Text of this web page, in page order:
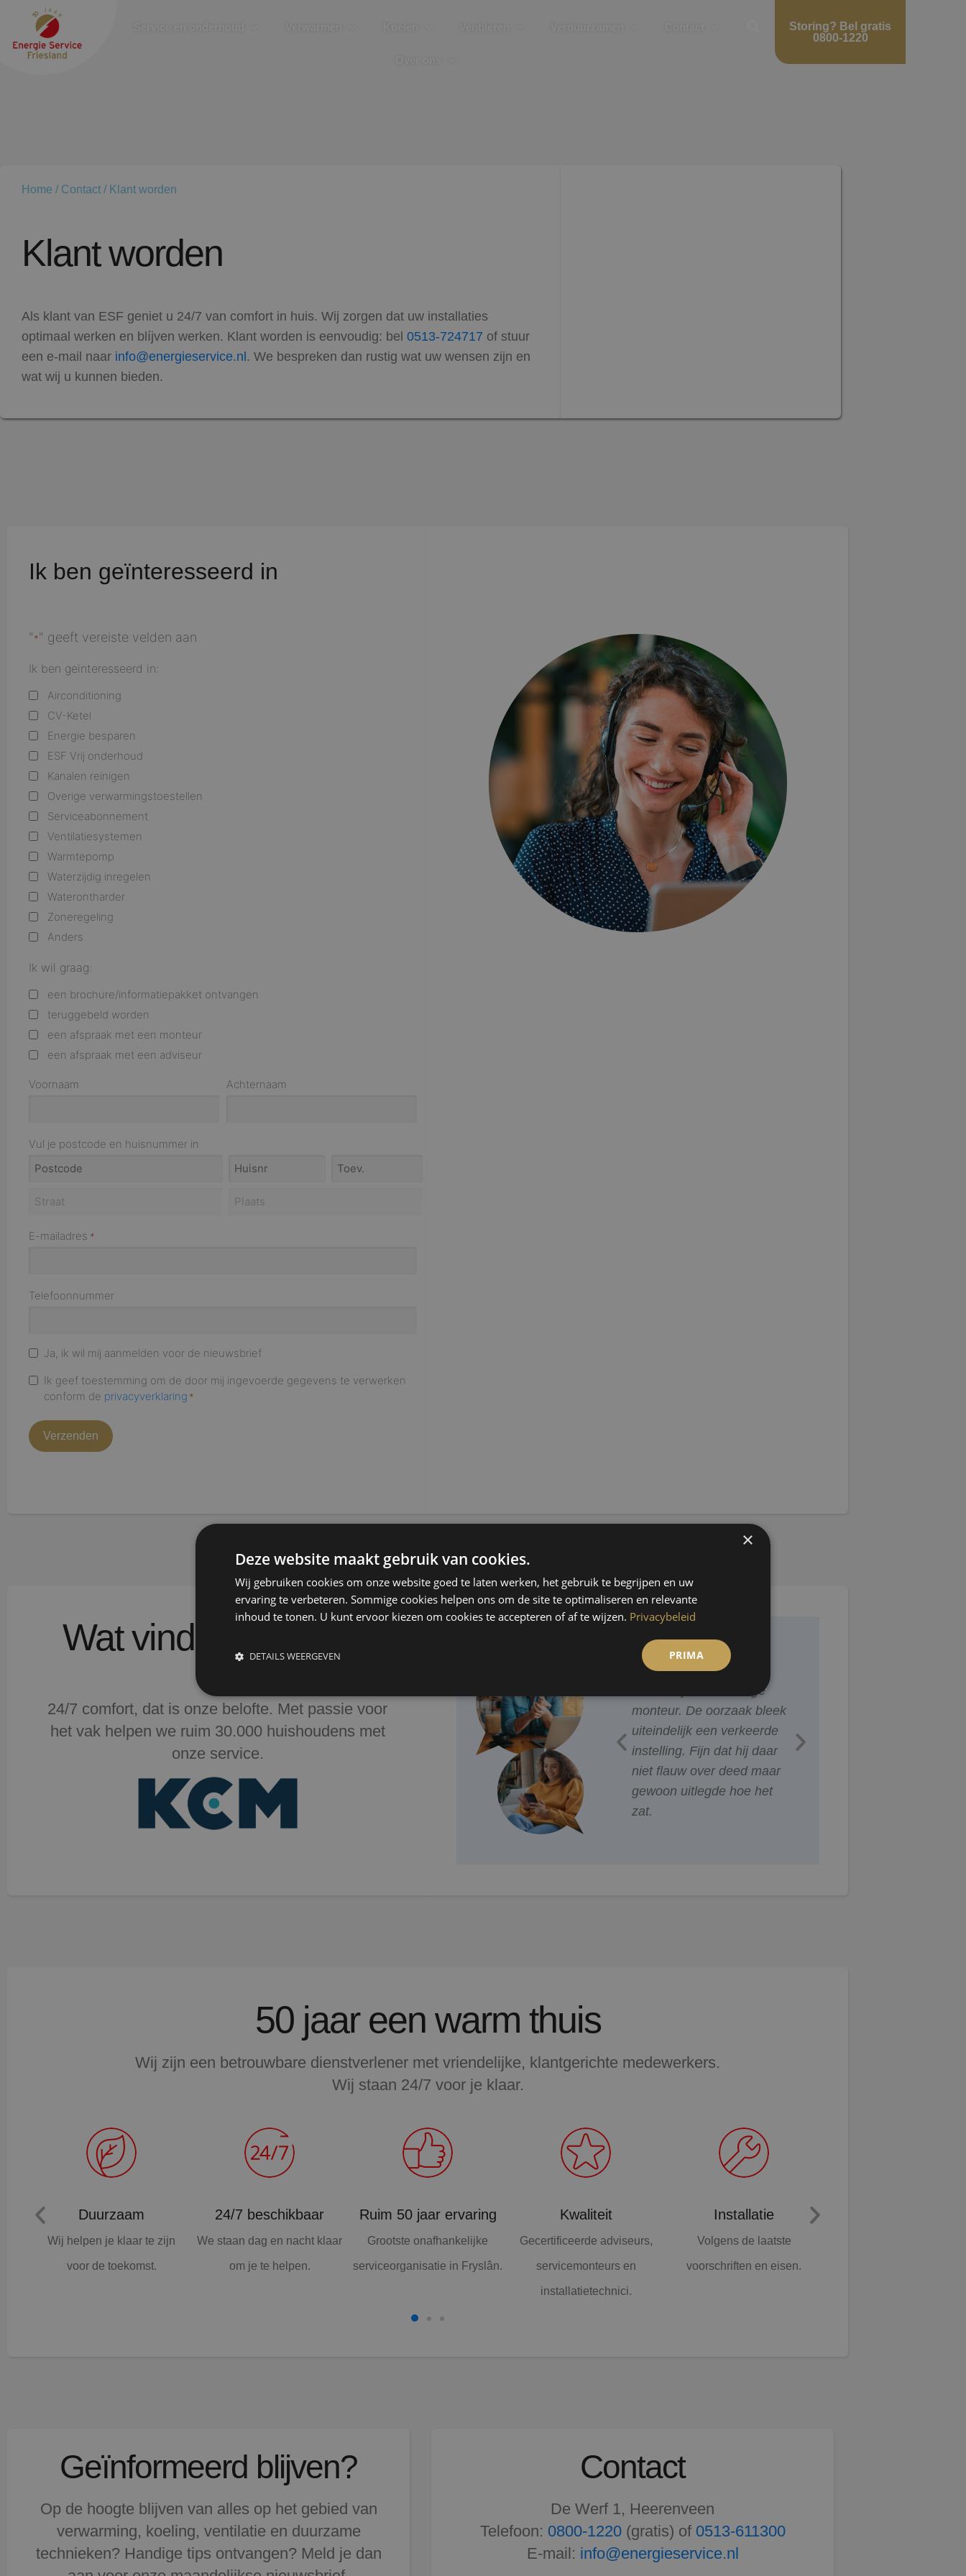
Storing? Bel gratis
0800-1220
Home / Contact / Klant worden
Klant worden
Als klant van ESF geniet u 24/7 van comfort in huis. Wij zorgen dat uw installaties
optimaal werken en blíjven werken. Klant worden is eenvoudig: bel 0513-724717 of stuur
een e-mail naar info@energieservice.nl . We bespreken dan rustig wat uw wensen zijn en
wat wij u kunnen bieden.
Ik ben geïnteresseerd in
"*" geeft vereiste velden aan
Ik ben geïnteresseerd in:
Airconditioning
CV-Ketel
Energie besparen
ESF Vrij onderhoud
Kanalen reinigen
Overige verwarmingstoestellen
Serviceabonnement
Ventilatiesystemen
Warmtepomp
Waterzijdig inregelen
Waterontharder
Zoneregeling
Anders
Ik wil graag:
een brochure/informatiepakket ontvangen
teruggebeld worden
een afspraak met een monteur
een afspraak met een adviseur
Voornaam Achternaam
Vul je postcode en huisnummer in
E-mailadres *
Telefoonnummer
Ja, ik wil mij aanmelden voor de nieuwsbrief
Ik geef toestemming om de door mij ingevoerde gegevens te verwerken
conform de privacyverklaring *
Wat vinden klanten?
24/7 comfort, dat is onze belofte. Met passie voor
het vak helpen we ruim 30.000 huishoudens met
onze service.
Reviews
toepassing, alles adequaat
uitgevoerd, Het totaal is erg
prettig!
die de hele ketel uit elkaar
heeft gehaald. Was de
eerste keer dat ik dit zo
uitgebreid zag.
Vriendelijke en kundige
monteur. De oorzaak bleek
uiteindelijk een verkeerde
instelling. Fijn dat hij daar
niet flauw over deed maar
gewoon uitlegde hoe het
zat.
50 jaar een warm thuis
Wij zijn een betrouwbare dienstverlener met vriendelijke, klantgerichte medewerkers.
Wij staan 24/7 voor je klaar.
Duurzaam
Wij helpen je klaar te zijn
voor de toekomst.
24/7 beschikbaar
We staan dag en nacht klaar
om je te helpen.
Ruim 50 jaar ervaring
Grootste onafhankelijke
serviceorganisatie in Fryslân.
Kwaliteit
Gecertificeerde adviseurs,
servicemonteurs en
installatietechnici.
Installatie
Volgens de laatste
voorschriften en eisen.
Geïnformeerd blijven?
Op de hoogte blijven van alles op het gebied van
verwarming, koeling, ventilatie en duurzame
technieken? Handige tips ontvangen? Meld je dan
Contact
De Werf 1, Heerenveen
Telefoon: 0800-1220(gratis) of 0513-611300
E-mail: info@energieservice.nl
×
Deze website maakt gebruik van cookies.
Wij gebruiken cookies om onze website goed te laten werken, het gebruik te begrijpen en uw
ervaring te verbeteren. Sommige cookies helpen ons om de site te optimaliseren en relevante
inhoud te tonen. U kunt ervoor kiezen om cookies te accepteren of af te wijzen. Privacybeleid
PRIMA
DETAILS WEERGEVEN